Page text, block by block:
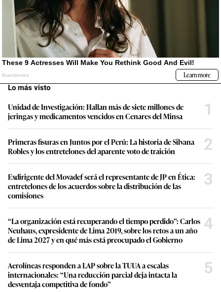
Lo más visto
Unidad de Investigación: Hallan más de siete millones de
jeringas y medicamentos vencidos en Cenares del Minsa
1
Primeras fisuras en Juntos por el Perú: La historia de Silvana
Robles y los entretelones del aparente voto de traición
2
Exdirigente del Movadef será el representante de JP en Ética:
entretelones de los acuerdos sobre la distribución de las
comisiones
3
“La organización está recuperando el tiempo perdido”: Carlos
Neuhaus, expresidente de Lima 2019, sobre los retos a un año
de Lima 2027 y en qué más está preocupado el Gobierno
4
Aerolíneas responden a LAP sobre la TUUA a escalas
internacionales: “Una reducción parcial deja intacta la
desventaja competitiva de fondo”
5